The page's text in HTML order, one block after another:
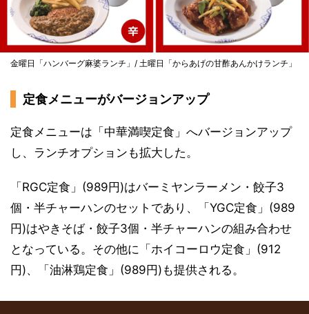
金曜日「ハンバーグ麻婆ランチ」/ 土曜日「からあげの甘酢あんかけランチ」
定食メニューがバージョンアップ
定食メニューは「中華満喫定食」へバージョンアップ
し、ランチオプションも拡大した。
「RGC定食」(989円)はバーミヤンラーメン・餃子3
個・半チャーハンのセットであり、「YGC定食」(989
円)はやきそば・餃子3個・半チャーハンの組み合わせ
となっている。その他に「ホイコーロウ定食」(912
円)、「油淋鶏定食」(989円)も提供される。